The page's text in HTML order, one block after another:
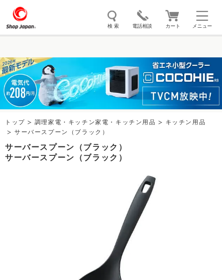
メニュー
検 索 電話相談 カート
トゥルースリーパー ここひえ 枕
掃除機 クッキングプロ 補聴器 マイキュット
エアコン オーラルスマイル
トップ 調理家電・キッチン家電・キッチン用品
キッチン用品
サーバースプーン（ブラック）
サーバースプーン（ブラック）
サーバースプーン（ブラック）